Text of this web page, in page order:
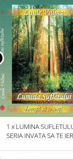
1 x LUMINA
SERIA INVATA SA TE